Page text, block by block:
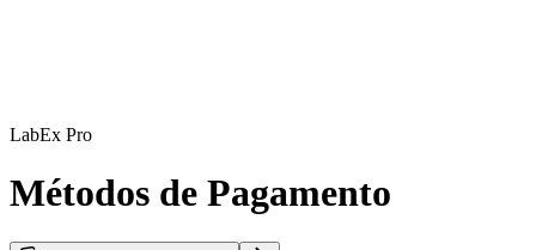
LabEx Pro
Métodos de Pagamento